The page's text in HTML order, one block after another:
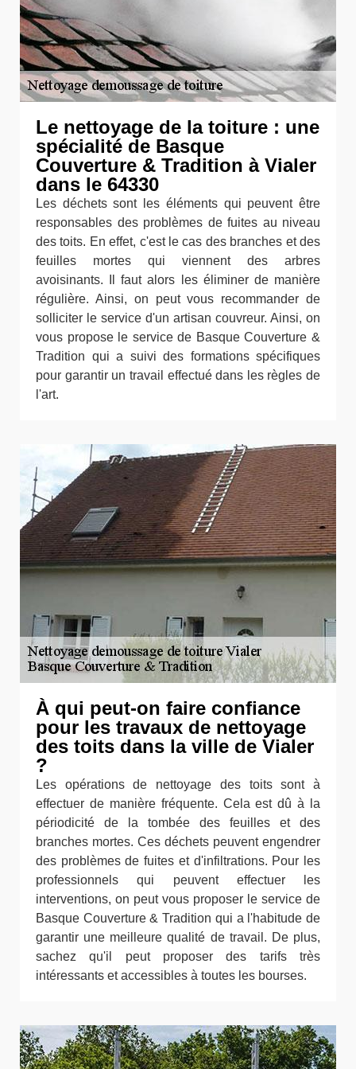
Le nettoyage de la toiture : une
spécialité de Basque
Couverture & Tradition à Vialer
dans le 64330
Les déchets sont les éléments qui peuvent être
responsables des problèmes de fuites au niveau
des toits. En effet, c'est le cas des branches et des
feuilles mortes qui viennent des arbres
avoisinants. Il faut alors les éliminer de manière
régulière. Ainsi, on peut vous recommander de
solliciter le service d'un artisan couvreur. Ainsi, on
vous propose le service de Basque Couverture &
Tradition qui a suivi des formations spécifiques
pour garantir un travail effectué dans les règles de
l'art.
À qui peut-on faire confiance
pour les travaux de nettoyage
des toits dans la ville de Vialer
?
Les opérations de nettoyage des toits sont à
effectuer de manière fréquente. Cela est dû à la
périodicité de la tombée des feuilles et des
branches mortes. Ces déchets peuvent engendrer
des problèmes de fuites et d'infiltrations. Pour les
professionnels qui peuvent effectuer les
interventions, on peut vous proposer le service de
Basque Couverture & Tradition qui a l'habitude de
garantir une meilleure qualité de travail. De plus,
sachez qu'il peut proposer des tarifs très
intéressants et accessibles à toutes les bourses.